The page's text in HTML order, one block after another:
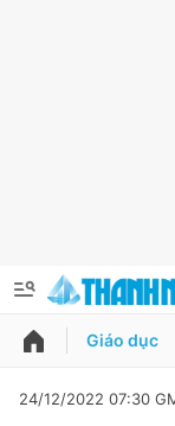
QUẢNG CÁO
Giáo dục
24/12/2022 07:30